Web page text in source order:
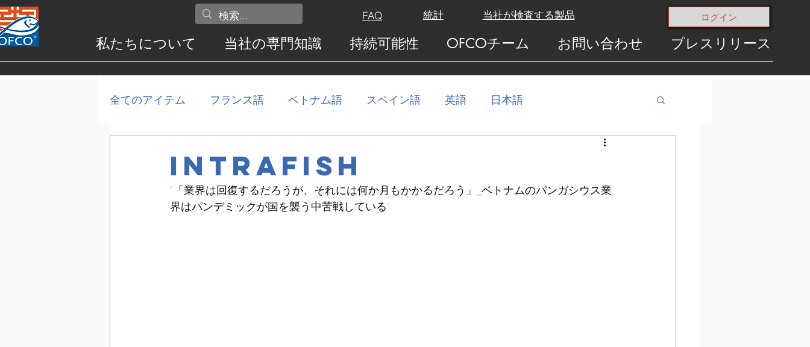
私たちについて 当社の専門知識 持続可能性 OFCOチーム お問い合わせ プレスリリース
当社が検査する製品
統計 ログイン
FAQ
全てのアイテム フランス語 ベトナム語 スペイン語 英語 日本語
INTRAFISH
"「業界は回復するだろうが、それには何か月もかかるだろう」_ベトナムのパンガシウス業
界はパンデミックが国を襲う中苦戦している"